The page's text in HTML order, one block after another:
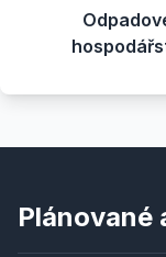
Plánované